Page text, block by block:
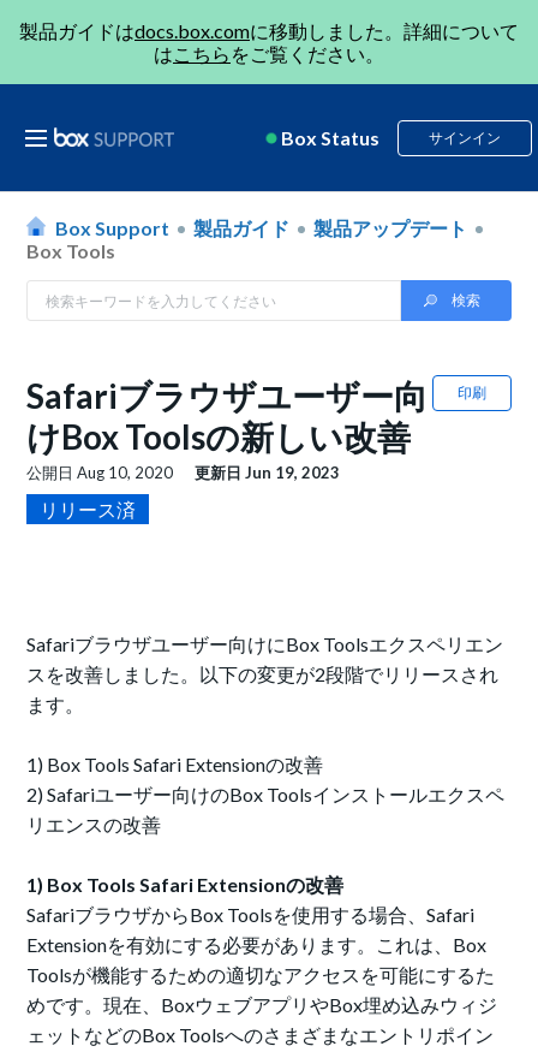
製品ガイドはdocs.box.comに移動しました。詳細について
はこちら をご覧ください。
Box Status サインイン
Box Support 製品ガイド
製品アップデート
Box Tools
印刷
Safariブラウザユーザー向
けBox Toolsの新しい改善
公開日Aug 10, 2020 更新日Jun 19, 2023
リリース済
Safariブラウザユーザー向けにBox Toolsエクスペリエン
スを改善しました。以下の変更が2段階でリリースされ
ます。
1) Box Tools Safari Extensionの改善
2) Safariユーザー向けのBox Toolsインストールエクスペ
リエンスの改善
1) Box Tools Safari Extensionの改善
SafariブラウザからBox Toolsを使用する場合、Safari
Extensionを有効にする必要があります。これは、Box
Toolsが機能するための適切なアクセスを可能にするた
めです。現在、BoxウェブアプリやBox埋め込みウィジ
ェットなどのBox Toolsへのさまざまなエントリポイン